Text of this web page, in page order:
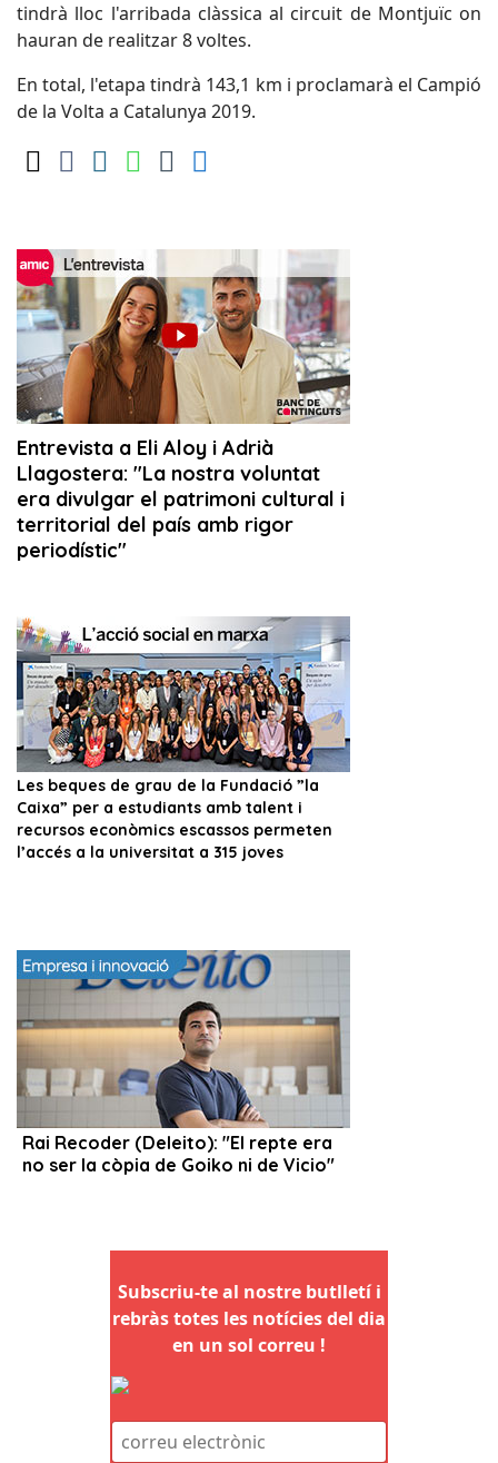
tindrà lloc l'arribada clàssica al circuit de Montjuïc on
hauran de realitzar 8 voltes.
En total, l'etapa tindrà 143,1 km i proclamarà el Campió
de la Volta a Catalunya 2019.
Subscriu-te al nostre butlletí i
rebràs totes les notícies del dia
en un sol correu !